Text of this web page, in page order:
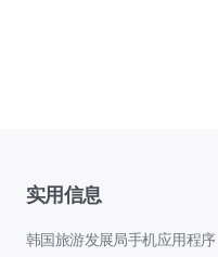
实用信息
韩国旅游发展局手机应用程序